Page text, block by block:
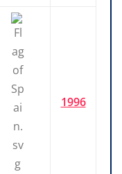
1996